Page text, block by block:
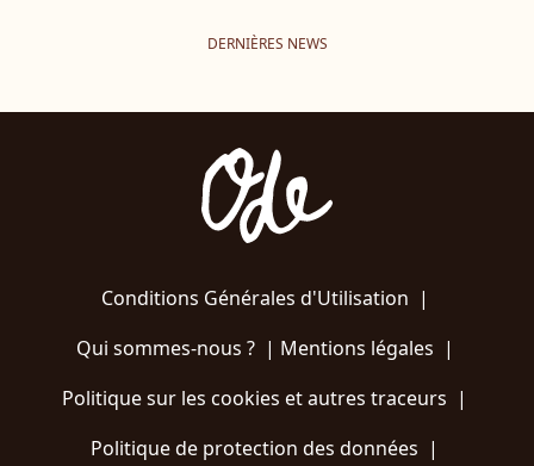
DERNIÈRES NEWS
Conditions Générales d'Utilisation |
Qui sommes-nous ?| Mentions légales |
Politique sur les cookies et autres traceurs |
Politique de protection des données |